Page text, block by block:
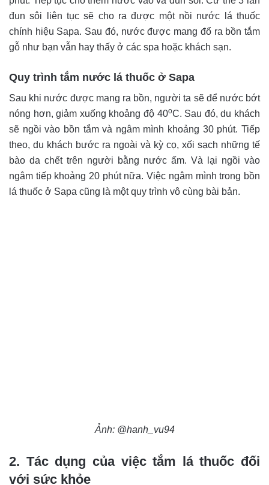
đun sôi liên tục sẽ cho ra được một nồi nước lá thuốc
chính hiệu Sapa. Sau đó, nước được mang đổ ra bồn tắm
gỗ như bạn vẫn hay thấy ở các spa hoặc khách sạn.
Quy trình tắm nước lá thuốc ở Sapa
Sau khi nước được mang ra bồn, người ta sẽ để nước bớt
nóng hơn, giảm xuống khoảng độ 40oC. Sau đó, du khách
sẽ ngồi vào bồn tắm và ngâm mình khoảng 30 phút. Tiếp
theo, du khách bước ra ngoài và kỳ cọ, xối sạch những tế
bào da chết trên người bằng nước ấm. Và lại ngồi vào
ngâm tiếp khoảng 20 phút nữa. Việc ngâm mình trong bồn
lá thuốc ở Sapa cũng là một quy trình vô cùng bài bản.
Ảnh: @hanh_vu94
2. Tác dụng của việc tắm lá thuốc đối
với sức khỏe